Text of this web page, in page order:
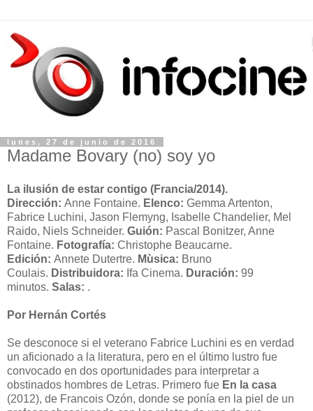
lunes, 27 de junio de 2016
Madame Bovary (no) soy yo
La ilusión de estar contigo (Francia/2014).
Dirección: Anne Fontaine. Elenco: Gemma Artenton,
Fabrice Luchini, Jason Flemyng, Isabelle Chandelier, Mel
Raido, Niels Schneider. Guión: Pascal Bonitzer, Anne
Fontaine. Fotografía: Christophe Beaucarne.
Edición: Annete Dutertre. Mùsica: Bruno
Coulais. Distribuidora: Ifa Cinema. Duración: 99
minutos. Salas: .
Por Hernán Cortés
Se desconoce si el veterano Fabrice Luchini es en verdad
un aficionado a la literatura, pero en el último lustro fue
convocado en dos oportunidades para interpretar a
obstinados hombres de Letras. Primero fue En la casa
(2012), de Francois Ozón, donde se ponía en la piel de un